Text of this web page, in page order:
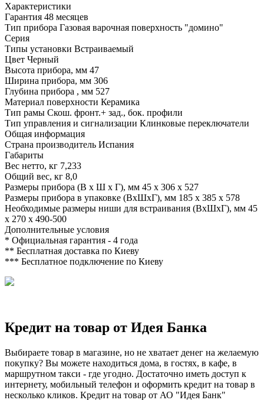
Xарактеристики
Гарантия 48 месяцев
Тип прибора Газовая варочная поверхность "домино"
Серия
Типы установки Встраиваемый
Цвет Черный
Высота прибора, мм 47
Ширина прибора, мм 306
Глубина прибора , мм 527
Материал поверхности Керамика
Тип рамы Скош. фронт.+ зад., бок. профили
Тип управления и сигнализации Клинковые переключатели
Общая информация
Страна производитель Испания
Габариты
Вес нетто, кг 7,233
Общий вес, кг 8,0
Размеры прибора (В х Ш х Г), мм 45 x 306 x 527
Размеры прибора в упаковке (ВхШхГ), мм 185 x 385 x 578
Необходимые размеры ниши для встраивания (ВхШхГ), мм 45
x 270 x 490-500
Дополнительные условия
* Официальная гарантия - 4 года
** Бесплатная доставка по Киеву
*** Бесплатное подключение по Киеву
Кредит на товар от Идея Банка
Выбираете товар в магазине, но не хватает денег на желаемую
покупку? Вы можете находиться дома, в гостях, в кафе, в
маршрутном такси - где угодно. Достаточно иметь доступ к
интернету, мобильный телефон и оформить кредит на товар в
несколько кликов. Кредит на товар от АО "Идея Банк"